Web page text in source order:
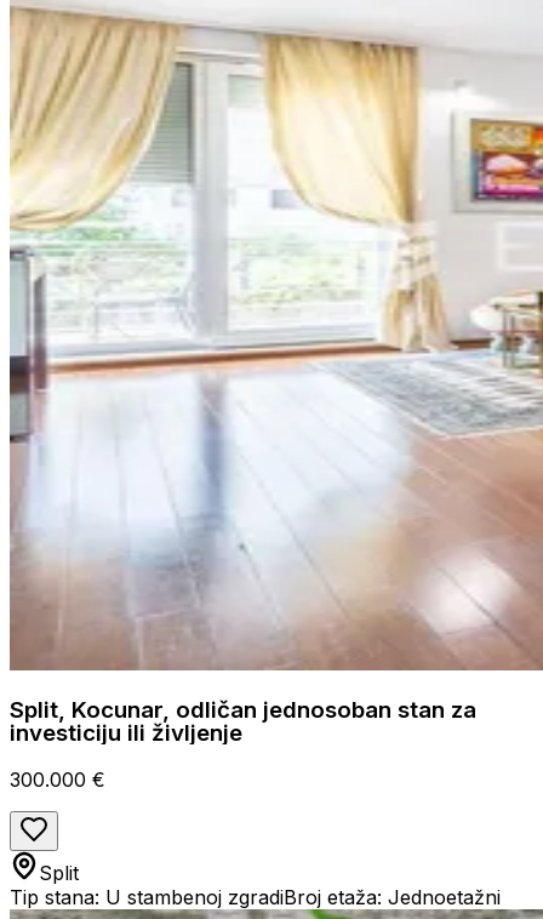
Split, Kocunar, odličan jednosoban stan za
investiciju ili življenje
300.000 €
Split
Tip stana: U stambenoj zgradiBroj etaža: Jednoetažni